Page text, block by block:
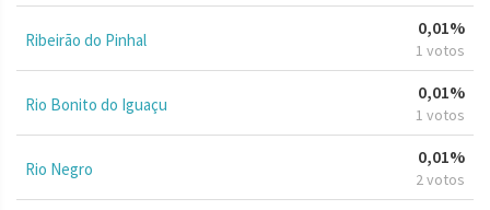
Ribeirão do Pinhal
0,01%
1 votos
Rio Bonito do Iguaçu
0,01%
1 votos
Rio Negro
0,01%
2 votos